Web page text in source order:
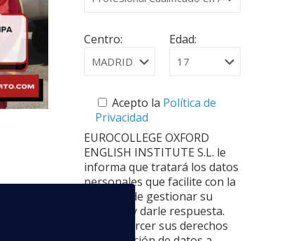
Centro: Edad:
Acepto la Política de
Privacidad
EUROCOLLEGE OXFORD
ENGLISH INSTITUTE S.L. le
informa que tratará los datos
personales que facilite con la
finalidad de gestionar su
consulta y darle respuesta.
Puede ejercer sus derechos